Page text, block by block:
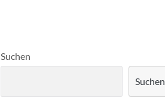
Suchen
Suchen